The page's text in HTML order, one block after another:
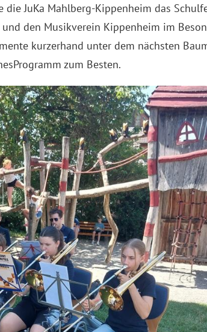
JuKa Mahlberg-Kippenheim das
den Musikverein Kippenheim im
kurzerhand unter dem nächsten
zum Besten.